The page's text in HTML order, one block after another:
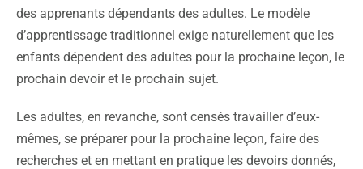
des apprenants dépendants des adultes. Le modèle
d’apprentissage traditionnel exige naturellement que les
enfants dépendent des adultes pour la prochaine leçon, le
prochain devoir et le prochain sujet.
Les adultes, en revanche, sont censés travailler d’eux-
mêmes, se préparer pour la prochaine leçon, faire des
recherches et en mettant en pratique les devoirs donnés,